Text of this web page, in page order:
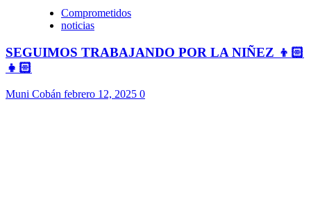
Comprometidos
noticias
SEGUIMOS TRABAJANDO POR LA NIÑEZ 👦🏻
👧🏻
Muni Cobán febrero 12, 2025 0